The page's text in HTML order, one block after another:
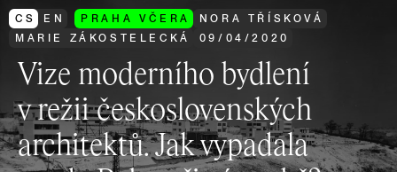
CS EN PRAHA VČERA
NORA TŘÍSKOVÁ
MARIE ZÁKOSTELECKÁ
09/ 04 /2020
Vize moderního bydlení
v režii československých
architektů. Jak vypadala